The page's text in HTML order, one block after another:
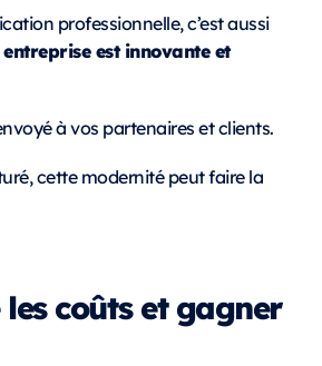
professionnelle, c’est aussi
est innovante et
à vos partenaires et clients.
cette modernité peut faire la
les coûts et gagner